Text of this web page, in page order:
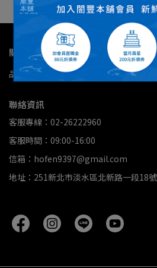
關於我們
品牌故事 服務條款與隱私權 門市據點
聯絡資訊
客服專線：02-26222960
客服時間：09:00-16:00
信箱：hofen9397@gmail.com
地址：251新北市淡水區北新路一段18號